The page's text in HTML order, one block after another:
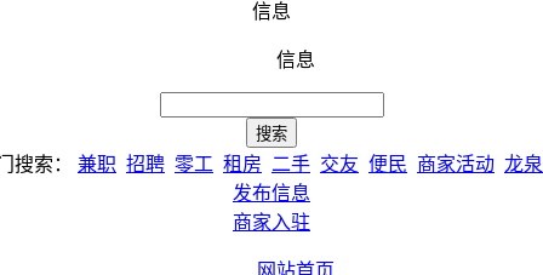
信息
信息
搜索： 兼职 招聘 零工 租房 二手 交友 便民 商家活动 龙
发布信息
商家入驻
网站首页